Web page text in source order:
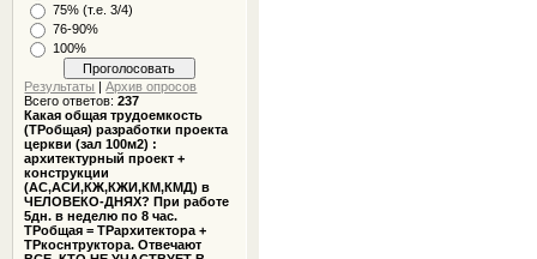
75% (т.е. 3/4)
76-90%
100%
Результаты |Архив опросов
Всего ответов:237
Какая общая трудоемкость
(ТРобщая) разработки проекта
церкви (зал 100м2) :
архитектурный проект +
конструкции
(АС,АСИ,КЖ,КЖИ,КМ,КМД) в
ЧЕЛОВЕКО-ДНЯХ? При работе
5дн. в неделю по 8 час.
ТРобщая = ТРархитектора +
ТРкоснтруктора. Отвечают